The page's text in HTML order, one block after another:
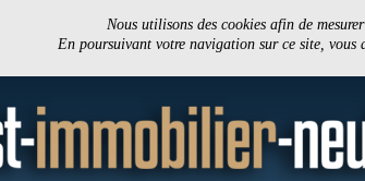
Nous utilisons des cookies afin de
En poursuivant votre navigation sur ce site, vous